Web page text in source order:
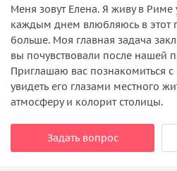
Меня зовут Елена. Я живу в Риме
каждым днем влюбляюсь в этот
больше. Моя главная задача
вы почувствовали после нашей
Приглашаю вас познакомиться
увидеть его глазами местного
атмосферу и колорит столицы.
Задать вопрос